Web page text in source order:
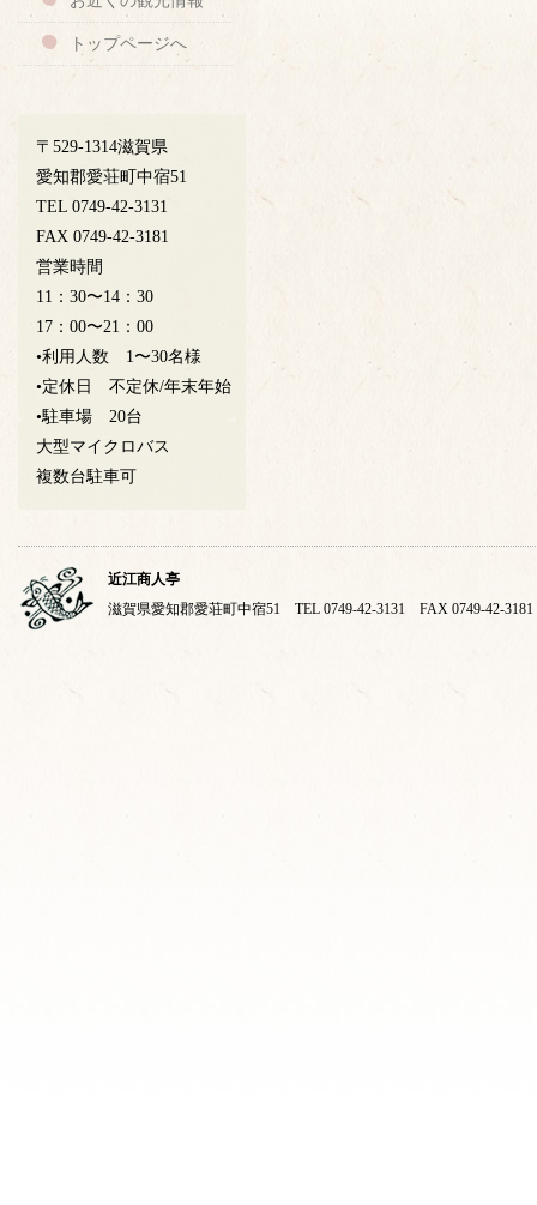
トップページへ
〒529-1314滋賀県
愛知郡愛荘町中宿51
TEL 0749-42-3131
FAX 0749-42-3181
営業時間
11：30〜14：30
17：00〜21：00
•利用人数 1〜30名様
•定休日 不定休/年末年始
•駐車場 20台
大型マイクロバス
複数台駐車可
近江商人亭
滋賀県愛知郡愛荘町中宿51 TEL 0749-42-3131 FAX 0749-42-3181